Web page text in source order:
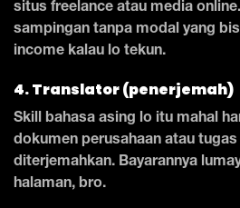
situs freelance atau media
sampingan tanpa modal yang
income kalau lo tekun.
4. Translator (penerjemah)
Skill bahasa asing lo itu mahal
dokumen perusahaan atau
diterjemahkan. Bayarannya
halaman, bro.